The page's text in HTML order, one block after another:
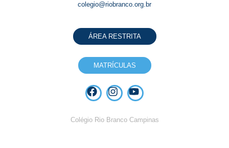
colegio@riobranco.org.br
ÁREA RESTRITA
MATRÍCULAS
Colégio Rio Branco Campinas